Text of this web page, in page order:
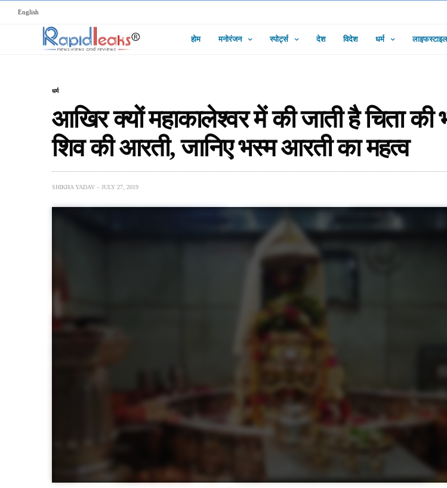
English
होम मनोरंजन स्पोर्ट्स देश विदेश धर्म लाइफस्टाइल
धर्म
आखिर क्यों महाकालेश्वर में की जाती है चिता की
शिव की आरती, जानिए भस्म आरती का महत्व
SHIKHA YADAV JULY 27, 2019